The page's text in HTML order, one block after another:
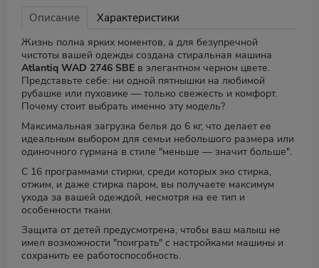
Описание Характеристики
Жизнь полна ярких моментов, а для безупречной
чистоты вашей одежды создана стиральная машина
Atlantiq WAD 2746 SBE в элегантном черном цвете.
Представьте себе: ни одной пятнышки на любимой
рубашке или пуховике — только свежесть и комфорт.
Почему стоит выбрать именно эту модель?
Максимальная загрузка белья до 6 кг, что делает ее
идеальным выбором для семьи небольшого размера или
одиночного гурмана в стиле "меньше — значит больше".
С 16 программами стирки, среди которых эко стирка,
отжим, и даже стирка паром, вы получаете максимум
ухода за вашей одеждой, несмотря на ее тип и
особенности ткани.
Защита от детей предусмотрена, чтобы ваш малыш не
имел возможности "поиграть" с настройками машины и
сохранить ее работоспособность.